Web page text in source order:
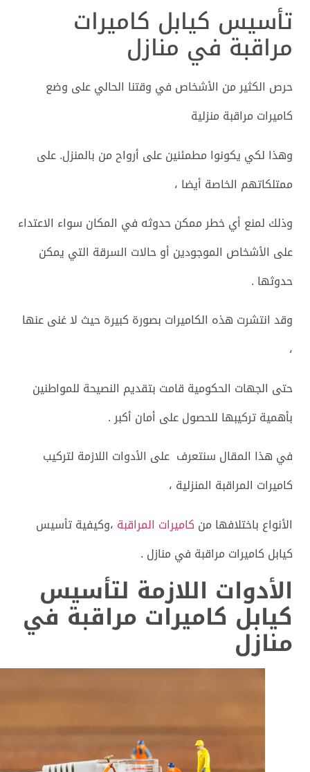
تأسيس كيابل كاميرات
مراقبة في منازل
حرص الكثير من الأشخاص في وقتنا الحالي على وضع
كاميرات مراقبة منزلية
وهذا لكي يكونوا مطمئنين على أرواح من بالمنزل. على
ممتلكاتهم الخاصة أيضا ،
وذلك لمنع أي خطر ممكن حدوثه في المكان سواء الاعتداء
على الأشخاص الموجودين أو حالات السرقة التي يمكن
حدوثها .
وقد انتشرت هذه الكاميرات بصورة كبيرة حيث لا غنى عنها
حتى الجهات الحكومية قامت بتقديم النصيحة للمواطنين
بأهمية تركيبها للحصول على أمان أكبر .
في هذا المقال سنتعرف على الأدوات اللازمة لتركيب
كاميرات المراقبة المنزلية ،
الأنواع باختلافها منكاميرات المراقبة،وكيفية تأسيس
كيابل كاميرات مراقبة في منازل .
الأدوات اللازمة لتأسيس
كيابل كاميرات مراقبة في
منازل